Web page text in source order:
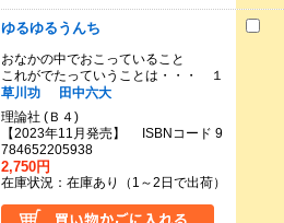
ゆるゆるうんち
おなかの中でおこっていること
これがでたっていうことは・・・ １
草川功
田中六大
理論社 (Ｂ４)
【2023年11月発売】 ISBNコード 9
784652205938
2,750円
在庫状況：在庫あり（1～2日で出荷）